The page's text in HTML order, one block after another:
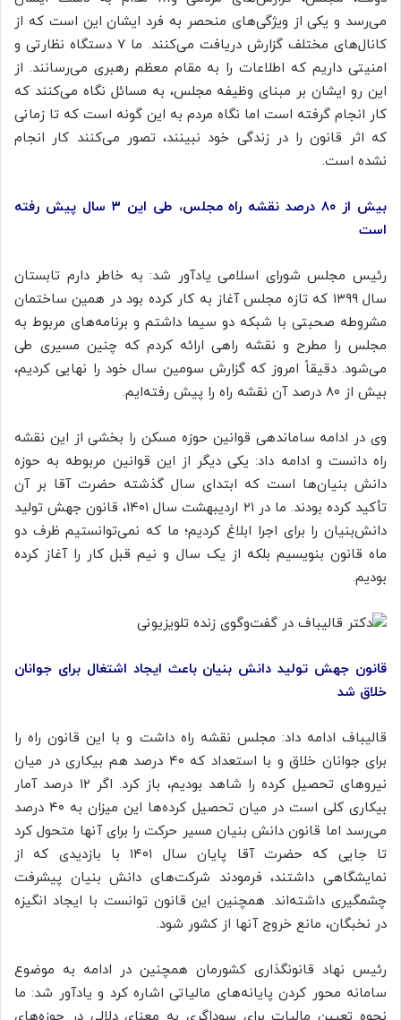
می‌رسد و یکی از ویژگی‌های منحصر به فرد ایشان این است که از
کانال‌های مختلف گزارش دریافت می‌کنند. ما ۷ دستگاه نظارتی و
امنیتی داریم که اطلاعات را به مقام معظم رهبری می‌رسانند. از
این رو ایشان بر مبنای وظیفه مجلس، به مسائل نگاه می‌کنند که
کار انجام گرفته است اما نگاه مردم به این گونه است که تا زمانی
که اثر قانون را در زندگی خود نبینند، تصور می‌کنند کار انجام
نشده است.
بیش از ۸۰ درصد نقشه راه مجلس، طی این ۳ سال پیش رفته
است
رئیس مجلس شورای اسلامی یادآور شد: به خاطر دارم تابستان
سال ۱۳۹۹ که تازه مجلس آغاز به کار کرده بود در همین ساختمان
مشروطه صحبتی با شبکه دو سیما داشتم و برنامه‌های مربوط به
مجلس را مطرح و نقشه راهی ارائه کردم که چنین مسیری طی
می‌شود. دقیقاً امروز که گزارش سومین سال خود را نهایی کردیم،
بیش از ۸۰ درصد آن نقشه راه را پیش رفته‌ایم.
وی در ادامه ساماندهی قوانین حوزه مسکن را بخشی از این نقشه
راه دانست و ادامه داد: یکی دیگر از این قوانین مربوطه به حوزه
دانش بنیان‌ها است که ابتدای سال گذشته حضرت آقا بر آن
تأکید کرده بودند. ما در ۲۱ اردیبهشت سال ۱۴۰۱، قانون جهش تولید
دانش‌بنیان را برای اجرا ابلاغ کردیم؛ ما که نمی‌توانستیم ظرف دو
ماه قانون بنویسیم بلکه از یک سال و نیم قبل کار را آغاز کرده
بودیم.
قانون جهش تولید دانش بنیان باعث ایجاد اشتغال برای جوانان
خلاق شد
قالیباف ادامه داد: مجلس نقشه راه داشت و با این قانون راه را
برای جوانان خلاق و با استعداد که ۴۰ درصد هم بیکاری در میان
نیروهای تحصیل کرده را شاهد بودیم، باز کرد. اگر ۱۲ درصد آمار
بیکاری کلی است در میان تحصیل کرده‌ها این میزان به ۴۰ درصد
می‌رسد اما قانون دانش بنیان مسیر حرکت را برای آنها متحول کرد
تا جایی که حضرت آقا پایان سال ۱۴۰۱ با بازدیدی که از
نمایشگاهی داشتند، فرمودند شرکت‌های دانش بنیان پیشرفت
چشمگیری داشته‌اند. همچنین این قانون توانست با ایجاد انگیزه
در نخبگان، مانع خروج آنها از کشور شود.
رئیس نهاد قانونگذاری کشورمان همچنین در ادامه به موضوع
سامانه محور کردن پایانه‌های مالیاتی اشاره کرد و یادآور شد: ما